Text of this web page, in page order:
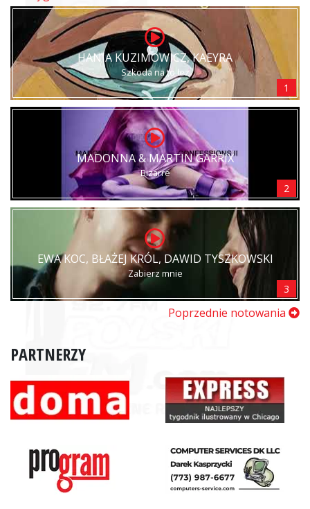
HANIA KUZIMOWICZ, KAEYRA
Szkoda na to łez
1
MADONNA & MARTIN GARRIX
Bizarre
2
EWA KOC, BŁAŻEJ KRÓL, DAWID TYSZKOWSKI
Zabierz mnie
3
Poprzednie notowania
PARTNERZY